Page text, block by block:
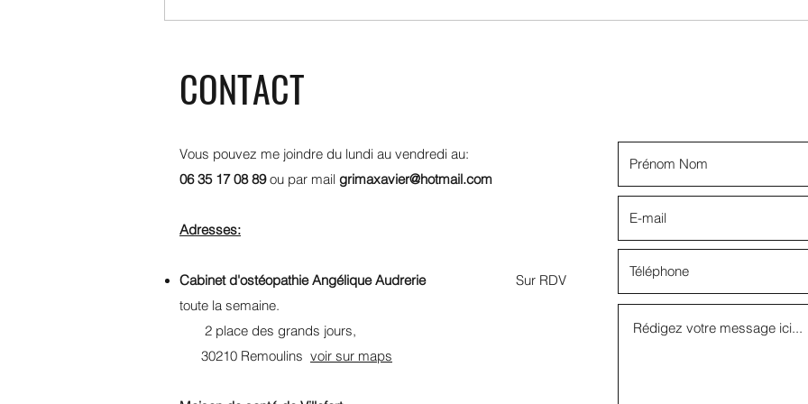
CONTACT
Vous pouvez me joindre du lundi au vendredi au:
06 35 17 08 89 ou par mail grimaxavier@hotmail.com
Adresses:
Cabinet d'ostéopathie Angélique AudrerieSur RDV
toute la semaine.
2 place des grands jours,
30210 Remoulins voir sur maps